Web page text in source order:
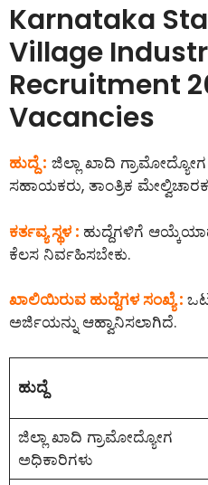
Karnataka
Village
Recruitment
Vacancies
ಹುದ್ದೆ : ಜಿಲ್ಲಾ ಖಾದಿ
ಸಹಾಯಕರು, ತಾಂತ್ರಿಕ
ಕರ್ತವ್ಯ ಸ್ಥಳ : ಹುದ್ದೆಗಳಿಗೆ
ಕೆಲಸ ನಿರ್ವಹಿಸಬೇಕು.
ಖಾಲಿಯಿರುವ ಹುದ್ದೆಗಳ ಸಂಖ್ಯೆ :
ಅರ್ಜಿಯನ್ನು ಆಹ್ವಾನಿಸಲಾಗಿದೆ.
ಹುದ್ದೆ
ಜಿಲ್ಲಾ ಖಾದಿ ಗ್ರಾಮೋದ್ಯೋಗ
ಅಧಿಕಾರಿಗಳು